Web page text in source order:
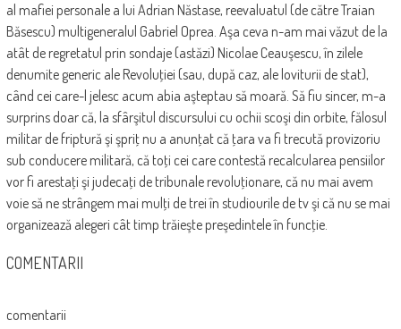
al mafiei personale a lui Adrian Năstase, reevaluatul (de către Traian
Băsescu) multigeneralul Gabriel Oprea. Aşa ceva n-am mai văzut de la
atât de regretatul prin sondaje (astăzi) Nicolae Ceauşescu, în zilele
denumite generic ale Revoluţiei (sau, după caz, ale loviturii de stat),
când cei care-l jelesc acum abia aşteptau să moară. Să fiu sincer, m-a
surprins doar că, la sfârşitul discursului cu ochii scoşi din orbite, fălosul
militar de friptură şi şpriţ nu a anunţat că ţara va fi trecută provizoriu
sub conducere militară, că toţi cei care contestă recalcularea pensiilor
vor fi arestaţi şi judecaţi de tribunale revoluţionare, că nu mai avem
voie să ne strângem mai mulţi de trei în studiourile de tv şi că nu se mai
organizează alegeri cât timp trăieşte preşedintele în funcţie.
COMENTARII
comentarii